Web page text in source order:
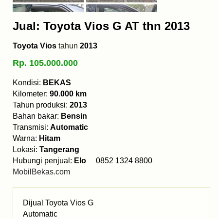
Jual: Toyota Vios G AT thn 2013
Toyota Vios tahun 2013
Rp. 105.000.000
Kondisi: BEKAS
Kilometer: 90.000 km
Tahun produksi: 2013
Bahan bakar: Bensin
Transmisi: Automatic
Warna: Hitam
Lokasi: Tangerang
Hubungi penjual: Elo 0852 1324 8800
MobilBekas.com
Dijual Toyota Vios G
Automatic